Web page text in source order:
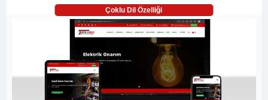
Çoklu Dil Özelliği